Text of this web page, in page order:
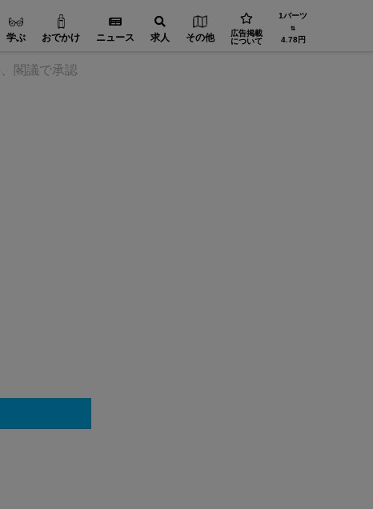
学ぶ おでかけ ニュース 求人 その他
広告掲載
について
1バーツ
⇅
4.78円
閣議で承認